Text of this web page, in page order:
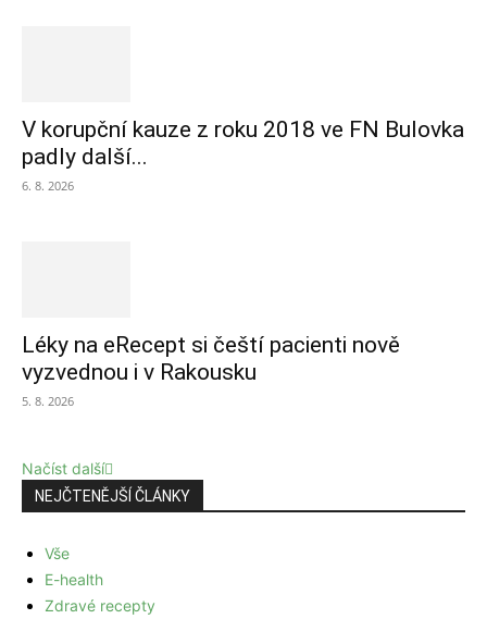
V korupční kauze z roku 2018 ve FN Bulovka
padly další...
6. 8. 2026
Léky na eRecept si čeští pacienti nově
vyzvednou i v Rakousku
5. 8. 2026
Načíst další
NEJČTENĚJŠÍ ČLÁNKY
Vše
E-health
Zdravé recepty